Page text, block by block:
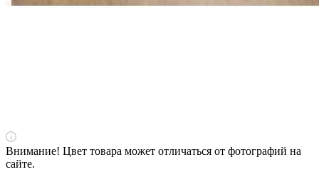
Внимание! Цвет товара может отличаться от фотографий на
сайте.